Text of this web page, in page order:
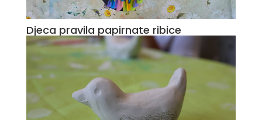
Djeca pravila papirnate ribice